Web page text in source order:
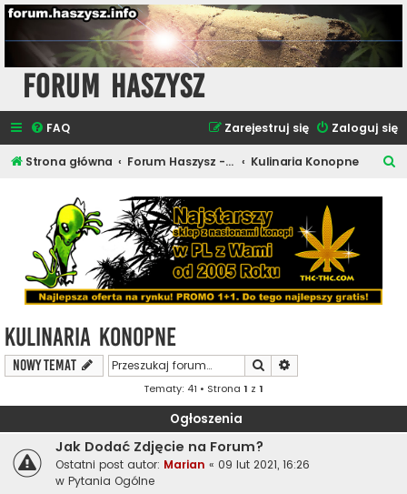
Forum Haszysz
FAQ Zaloguj się
Zarejestruj się
Strona główna Forum Haszysz - Newsy i Artykuły Kulinaria Konopne
Kulinaria Konopne
NOWY TEMAT Szukaj
Tematy: 41 • Strona 1 z 1
Ogłoszenia
Jak Dodać Zdjęcie na Forum?
Ostatni post autor: Marian « 09 lut 2021, 16:26
w Pytania Ogólne